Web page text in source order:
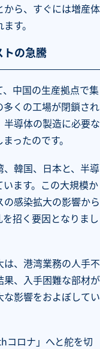
から、すぐには増産体
す。
トの急騰
中国の生産拠点で集
くの工場が閉鎖され
導体の製造に必要な
ったのです。
韓国、日本と、半導
ます。この大規模か
感染拡大の影響から
招く要因となりまし
、港湾業務の人手不
、入手困難な部材が
影響をおよぼしてい
コロナ」へと舵を切